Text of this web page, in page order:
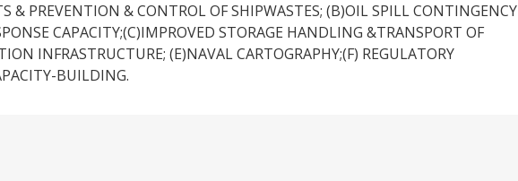
PREVENTION & CONTROL OF SHIPWASTES; (B)OIL SPILL CONTINGENCY
CAPACITY;(C)IMPROVED STORAGE HANDLING &TRANSPORT OF
INFRASTRUCTURE; (E)NAVAL CARTOGRAPHY;(F) REGULATORY
BUILDING.